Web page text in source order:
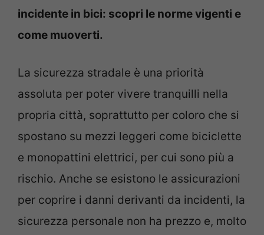
incidente in bici: scopri le norme vigenti e
come muoverti.
La sicurezza stradale è una priorità
assoluta per poter vivere tranquilli nella
propria città, soprattutto per coloro che si
spostano su mezzi leggeri come biciclette
e monopattini elettrici, per cui sono più a
rischio. Anche se esistono le assicurazioni
per coprire i danni derivanti da incidenti, la
sicurezza personale non ha prezzo e, molto